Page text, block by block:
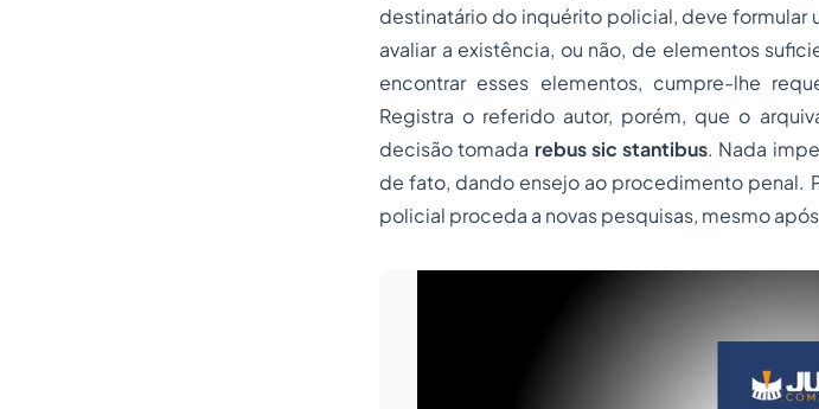
destinatário do inquérito policial, deve formular
avaliar a existência, ou não, de elementos
encontrar esses elementos, cumpre-lhe
Registra o referido autor, porém, que o
decisão tomada rebus sic stantibus. Nada
de fato, dando ensejo ao procedimento penal.
policial proceda a novas pesquisas, mesmo